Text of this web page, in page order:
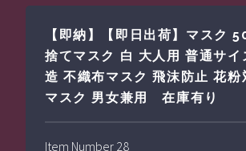
【即納】【即日出荷】マスク
捨てマスク 白 大人用 普通サイ
造 不織布マスク 飛沫防止 花粉
マスク 男女兼用 在庫有り
Item Number 28